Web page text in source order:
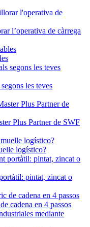
l’operativa de càrrega
les teves
Plus Partner de SWF
logístico?
pintat, zincat o
cadena en 4 passos